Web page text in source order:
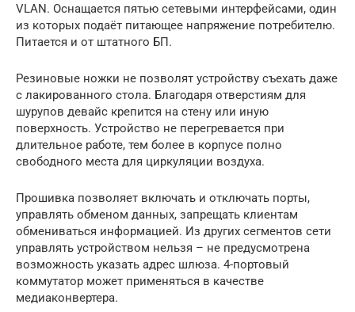
VLAN. Оснащается пятью сетевыми интерфейсами, один
из которых подаёт питающее напряжение потребителю.
Питается и от штатного БП.
Резиновые ножки не позволят устройству съехать даже
с лакированного стола. Благодаря отверстиям для
шурупов девайс крепится на стену или иную
поверхность. Устройство не перегревается при
длительное работе, тем более в корпусе полно
свободного места для циркуляции воздуха.
Прошивка позволяет включать и отключать порты,
управлять обменом данных, запрещать клиентам
обмениваться информацией. Из других сегментов сети
управлять устройством нельзя – не предусмотрена
возможность указать адрес шлюза. 4-портовый
коммутатор может применяться в качестве
медиаконвертера.